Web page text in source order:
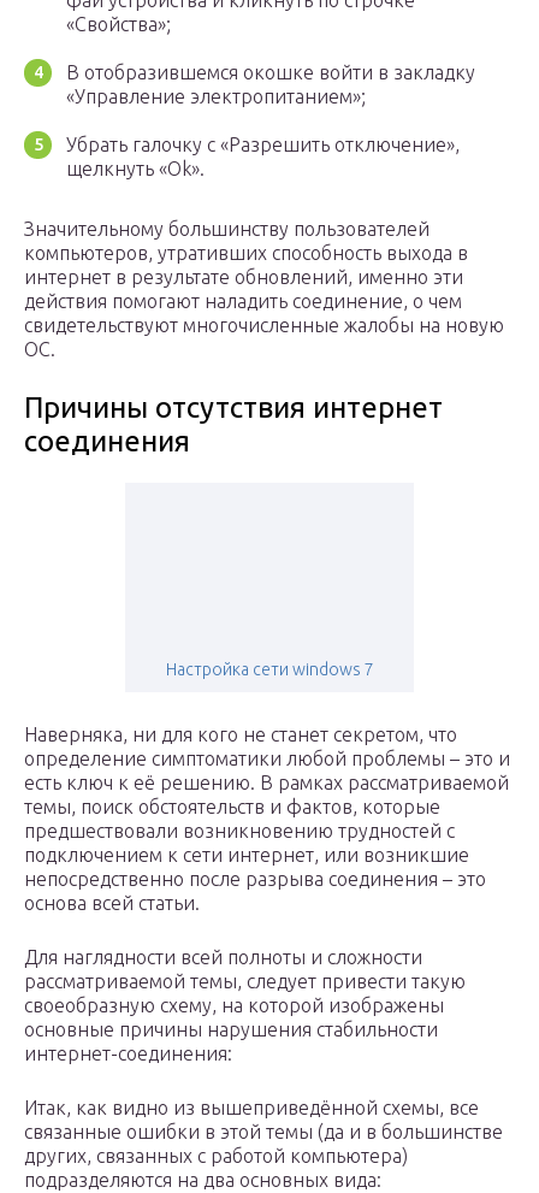
«Свойства»;
В отобразившемся окошке войти в закладку
«Управление электропитанием»;
Убрать галочку с «Разрешить отключение»,
щелкнуть «Ok».
Значительному большинству пользователей
компьютеров, утративших способность выхода в
интернет в результате обновлений, именно эти
действия помогают наладить соединение, о чем
свидетельствуют многочисленные жалобы на новую
ОС.
Причины отсутствия интернет
соединения
Настройка сети windows 7
Наверняка, ни для кого не станет секретом, что
определение симптоматики любой проблемы – это и
есть ключ к её решению. В рамках рассматриваемой
темы, поиск обстоятельств и фактов, которые
предшествовали возникновению трудностей с
подключением к сети интернет, или возникшие
непосредственно после разрыва соединения – это
основа всей статьи.
Для наглядности всей полноты и сложности
рассматриваемой темы, следует привести такую
своеобразную схему, на которой изображены
основные причины нарушения стабильности
интернет-соединения:
Итак, как видно из вышеприведённой схемы, все
связанные ошибки в этой темы (да и в большинстве
других, связанных с работой компьютера)
подразделяются на два основных вида: